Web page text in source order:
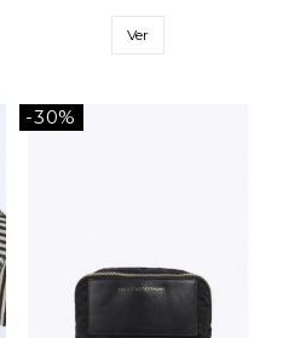
Ver
-30%